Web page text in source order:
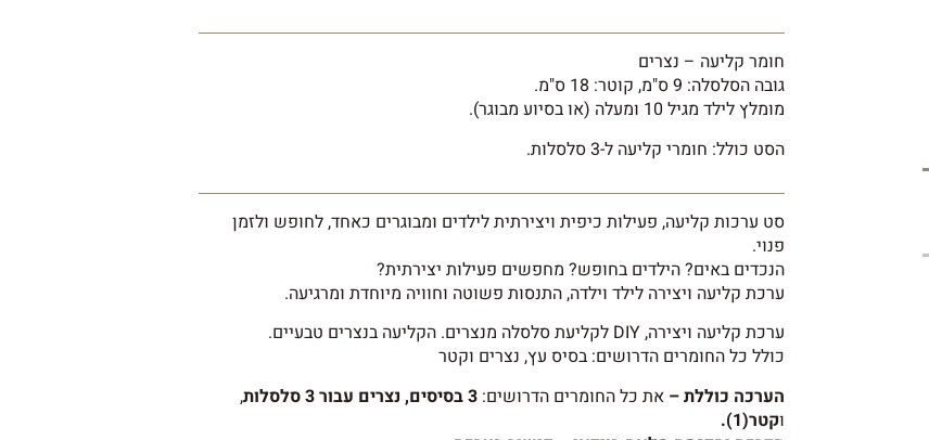
חומר קליעה – נצרים
גובה הסלסלה: 9 ס"מ, קוטר: 18 ס"מ.
מומלץ לילד מגיל 10 ומעלה (או בסיוע מבוגר).
הסט כולל: חומרי קליעה ל-3 סלסלות.
סט ערכות קליעה, פעילות כיפית ויצירתית לילדים ומבוגרים כאחד, לחופש ולזמן
פנוי.
הנכדים באים? הילדים בחופש? מחפשים פעילות יצירתית?
ערכת קליעה ויצירה לילד וילדה, התנסות פשוטה וחוויה מיוחדת ומרגיעה.
ערכת קליעה ויצירה, DIY לקליעת סלסלה מנצרים. הקליעה בנצרים טבעיים.
כולל כל החומרים הדרושים: בסיס עץ, נצרים וקטר
הערכה כוללת – את כל החומרים הדרושים: 3 בסיסים, נצרים עבור 3 סלסלות
,
וקטר(1).